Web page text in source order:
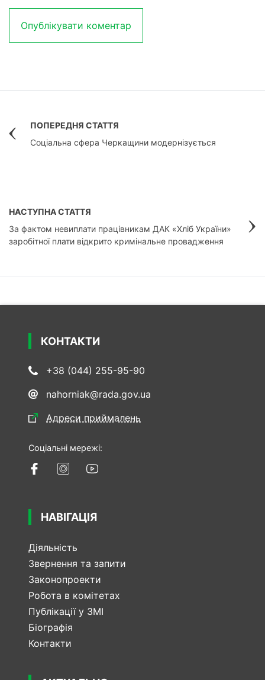
ПОПЕРЕДНЯ СТАТТЯ
Соціальна сфера Черкащини модернізується
НАСТУПНА СТАТТЯ
За фактом невиплати працівникам ДАК «Хліб України»
заробітної плати відкрито кримінальне провадження
КОНТАКТИ
+38 (044) 255-95-90
nahorniak@rada.gov.ua
Адреси приймалень
Соціальні мережі:
НАВІГАЦІЯ
Діяльність
Звернення та запити
Законопроекти
Робота в комітетах
Публікації у ЗМІ
Біографія
Контакти